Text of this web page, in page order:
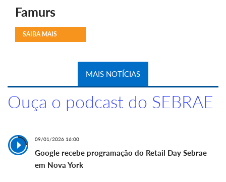
Famurs
SAIBA MAIS
MAIS NOTÍCIAS
Ouça o podcast do SEBRAE
09/01/2026 16:00
Google recebe programação do Retail Day Sebrae
em Nova York